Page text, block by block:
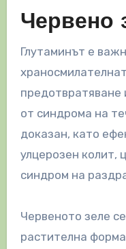
Червено
Глутаминът е
предотвратяване
от синдрома на
доказан, като
улцерозен колит,
синдром на
Червеното зеле
растителна